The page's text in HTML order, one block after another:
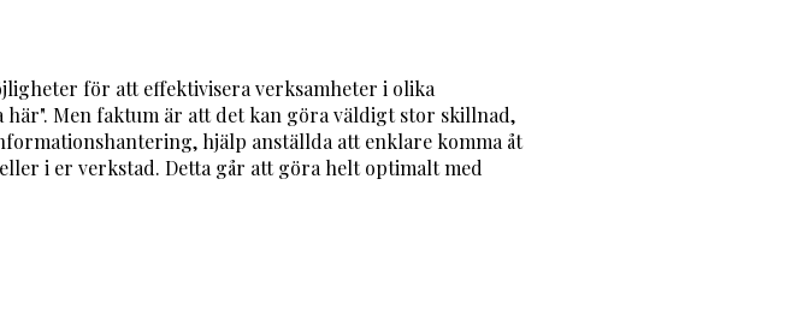
för att effektivisera verksamheter i olika
Men faktum är att det kan göra väldigt stor skillnad,
hjälp anställda att enklare komma åt
i er verkstad. Detta går att göra helt optimalt med